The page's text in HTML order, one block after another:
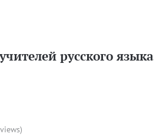
русского языка